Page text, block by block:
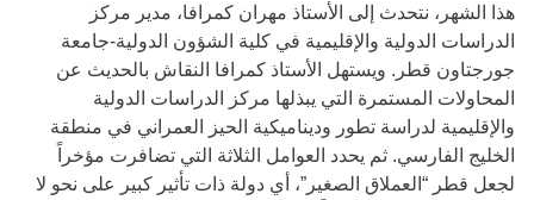
هذا الشهر، نتحدث إلى الأستاذ مهران كمرافا، مدير مركز
الدراسات الدولية والإقليمية في كلية الشؤون الدولية-جامعة
جورجتاون قطر. ويستهل الأستاذ كمرافا النقاش بالحديث عن
المحاولات المستمرة التي يبذلها مركز الدراسات الدولية
والإقليمية لدراسة تطور وديناميكية الحيز العمراني في منطقة
الخليج الفارسي. ثم يحدد العوامل الثلاثة التي تضافرت مؤخراً
لجعل قطر “العملاق الصغير”، أي دولة ذات تأثير كبير على نحو لا